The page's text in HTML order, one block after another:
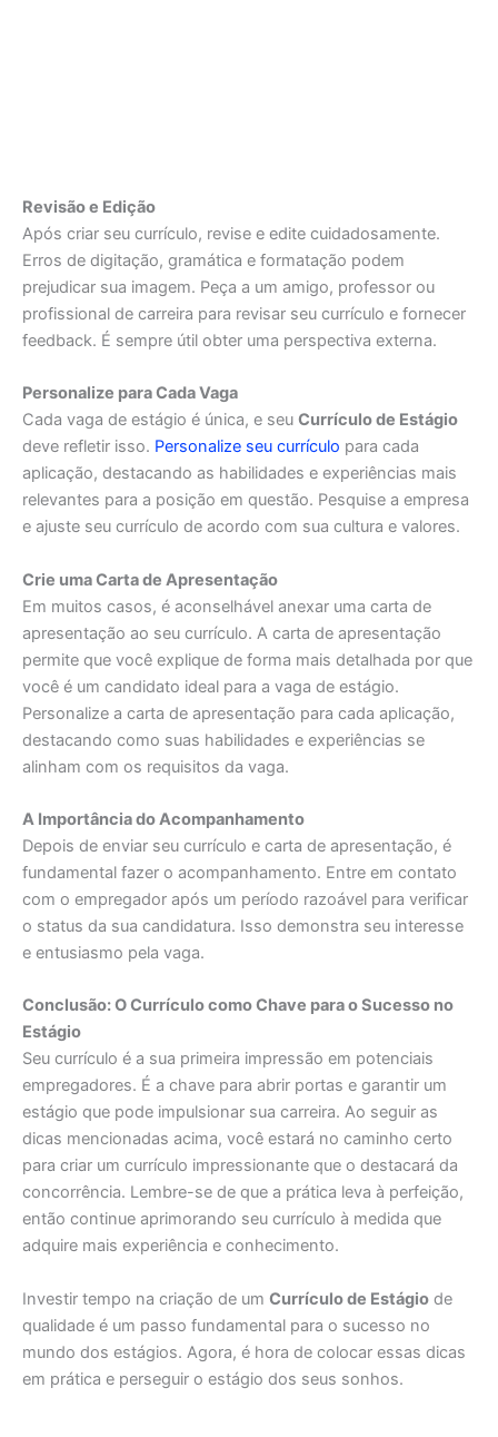
Revisão e Edição
Após criar seu currículo, revise e edite cuidadosamente.
Erros de digitação, gramática e formatação podem
prejudicar sua imagem. Peça a um amigo, professor ou
profissional de carreira para revisar seu currículo e fornecer
feedback. É sempre útil obter uma perspectiva externa.
Personalize para Cada Vaga
Cada vaga de estágio é única, e seu Currículo de Estágio
deve refletir isso. Personalize seu currículo para cada
aplicação, destacando as habilidades e experiências mais
relevantes para a posição em questão. Pesquise a empresa
e ajuste seu currículo de acordo com sua cultura e valores.
Crie uma Carta de Apresentação
Em muitos casos, é aconselhável anexar uma carta de
apresentação ao seu currículo. A carta de apresentação
permite que você explique de forma mais detalhada por que
você é um candidato ideal para a vaga de estágio.
Personalize a carta de apresentação para cada aplicação,
destacando como suas habilidades e experiências se
alinham com os requisitos da vaga.
A Importância do Acompanhamento
Depois de enviar seu currículo e carta de apresentação, é
fundamental fazer o acompanhamento. Entre em contato
com o empregador após um período razoável para verificar
o status da sua candidatura. Isso demonstra seu interesse
e entusiasmo pela vaga.
Conclusão: O Currículo como Chave para o Sucesso no
Estágio
Seu currículo é a sua primeira impressão em potenciais
empregadores. É a chave para abrir portas e garantir um
estágio que pode impulsionar sua carreira. Ao seguir as
dicas mencionadas acima, você estará no caminho certo
para criar um currículo impressionante que o destacará da
concorrência. Lembre-se de que a prática leva à perfeição,
então continue aprimorando seu currículo à medida que
adquire mais experiência e conhecimento.
Investir tempo na criação de um Currículo de Estágio de
qualidade é um passo fundamental para o sucesso no
mundo dos estágios. Agora, é hora de colocar essas dicas
em prática e perseguir o estágio dos seus sonhos.